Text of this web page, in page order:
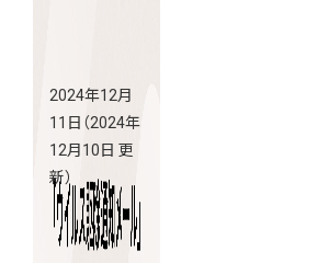
2024年12月
11日 （2024年
12月10日 更
新）